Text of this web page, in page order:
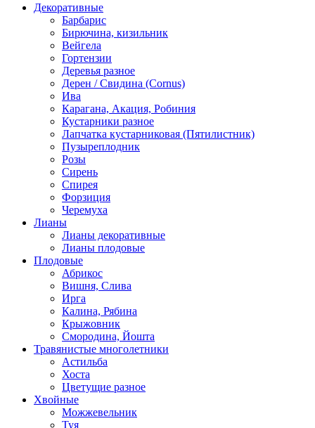
Декоративные
Барбарис
Бирючина, кизильник
Вейгела
Гортензии
Деревья разное
Дерен / Свидина (Cornus)
Ива
Карагана, Акация, Робиния
Кустарники разное
Лапчатка кустарниковая (Пятилистник)
Пузыреплодник
Розы
Сирень
Спирея
Форзиция
Черемуха
Лианы
Лианы декоративные
Лианы плодовые
Плодовые
Абрикос
Вишня, Слива
Ирга
Калина, Рябина
Крыжовник
Смородина, Йошта
Травянистые многолетники
Астильба
Хоста
Цветущие разное
Хвойные
Можжевельник
Туя